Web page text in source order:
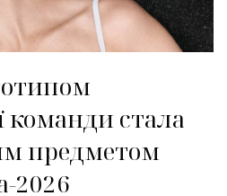
команди стала
предметом
2026